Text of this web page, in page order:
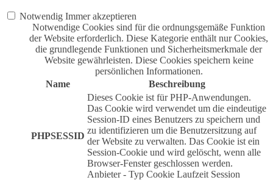
Notwendig Immer akzeptieren
Notwendige Cookies sind für die ordnungsgemäße Funktion
der Website erforderlich. Diese Kategorie enthält nur Cookies,
die grundlegende Funktionen und Sicherheitsmerkmale der
Website gewährleisten. Diese Cookies speichern keine
persönlichen Informationen.
Name
Beschreibung
PHPSESSID
Dieses Cookie ist für PHP-Anwendungen.
Das Cookie wird verwendet um die eindeutige
Session-ID eines Benutzers zu speichern und
zu identifizieren um die Benutzersitzung auf
der Website zu verwalten. Das Cookie ist ein
Session-Cookie und wird gelöscht, wenn alle
Browser-Fenster geschlossen werden.
Anbieter - Typ Cookie Laufzeit Session